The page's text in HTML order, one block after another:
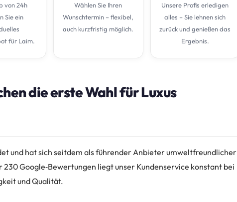
von 24h
Sie ein
für Laim.
Wählen Sie Ihren
Wunschtermin – flexibel,
auch kurzfristig möglich.
Unsere Profis erledigen
alles – Sie lehnen sich
zurück und genießen das
Ergebnis.
die erste Wahl für Luxus
und hat sich seitdem als führender Anbieter umweltfreundlicher
Google‑Bewertungen liegt unser Kundenservice konstant bei
und Qualität.